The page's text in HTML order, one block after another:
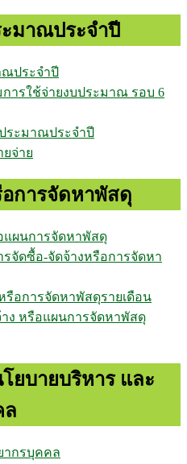
มาณประจำปี
ณประจำปี
ารใช้จ่ายงบประมาณ รอบ 6
ระมาณประจำปี
จ่าย
การจัดหาพัสดุ
แผนการจัดหาพัสดุ
รจัดซื้อ-จัดจ้างหรือการจัดหา
รือการจัดหาพัสดุรายเดือน
ง หรือแผนการจัดหาพัสดุ
ยบายบริหาร และ
ล
ากรบุคคล